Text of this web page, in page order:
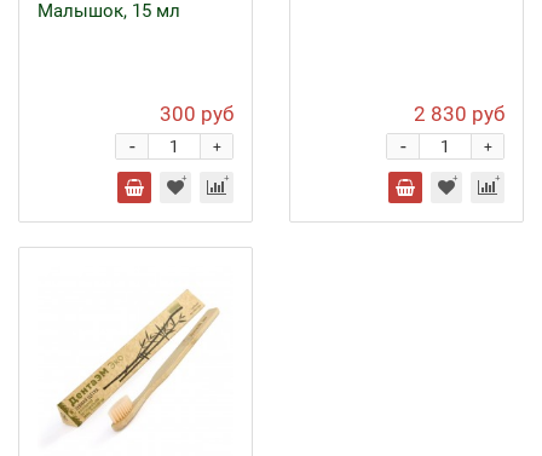
Малышок, 15 мл
300 руб
+
-
2 830 руб
+
-